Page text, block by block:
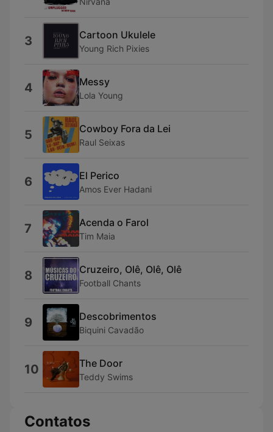
3 Cartoon Ukulele
Young Rich Pixies
4 Messy
Lola Young
5 Cowboy Fora da Lei
Raul Seixas
6 El Perico
Amos Ever Hadani
7 Acenda o Farol
Tim Maia
8 Cruzeiro, Olê, Olê, Olê
Football Chants
9 Descobrimentos
Biquini Cavadão
10 The Door
Teddy Swims
Contatos